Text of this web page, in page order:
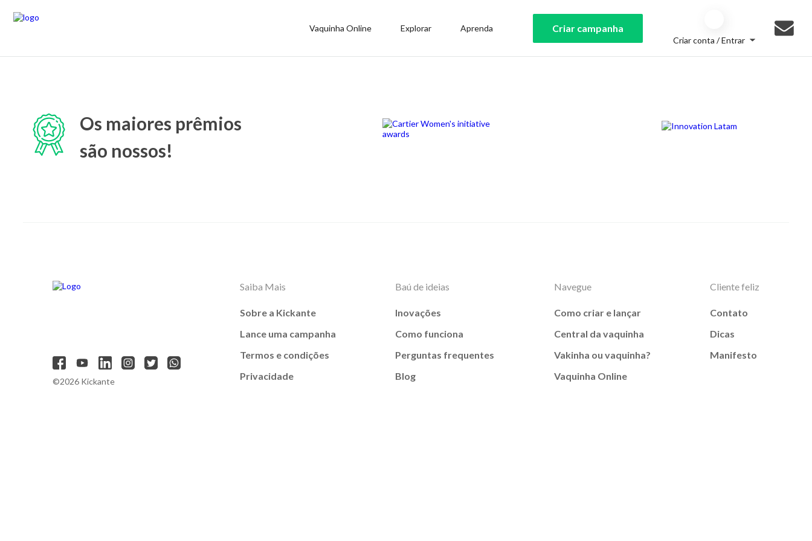
Vaquinha Online Explorar Aprenda Criar campanha
Criar conta / Entrar
Os maiores prêmios
são nossos!
©2026 Kickante
Saiba Mais
Sobre a Kickante
Lance uma campanha
Termos e condições
Privacidade
Baú de ideias
Inovações
Como funciona
Perguntas frequentes
Blog
Navegue
Como criar e lançar
Central da vaquinha
Vakinha ou vaquinha?
Vaquinha Online
Cliente feliz
Contato
Dicas
Manifesto